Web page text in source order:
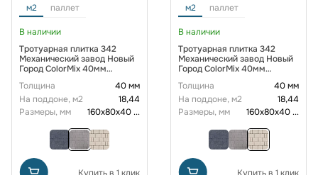
м2 паллет
В наличии
Тротуарная плитка 342
Механический завод Новый
Город ColorMix 40мм
Морис
Толщина
40 мм
На поддоне, м2
18,44
Размеры, мм
160х80х40...
Купить в 1 клик
м2 паллет
В наличии
Тротуарная плитка 342
Механический завод Новый
Город ColorMix 40мм
Антаро
Толщина
40 мм
На поддоне, м2
18,44
Размеры, мм
160х80х40...
Купить в 1 клик